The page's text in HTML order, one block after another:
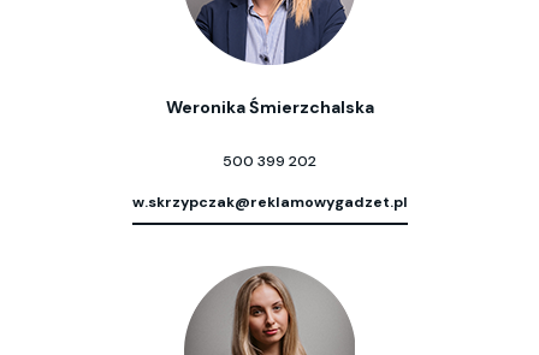
Weronika Śmierzchalska
500 399 202
w.skrzypczak@reklamowygadzet.pl